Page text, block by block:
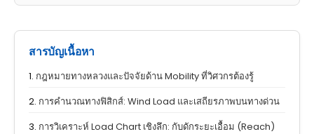
สารบัญเนื้อหา
1. กฎหมายทางหลวงและปัจจัยด้าน Mobility ที่วิศวกรต้องรู้
2. การคำนวณทางฟิสิกส์: Wind Load และเสถียรภาพบนทางด่วน
3. การวิเคราะห์ Load Chart เชิงลึก: กับดักระยะเอื้อม (Reach)